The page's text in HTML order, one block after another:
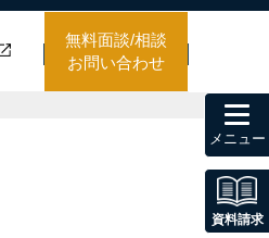
無料面談/相談
お問い合わせ
資料請求